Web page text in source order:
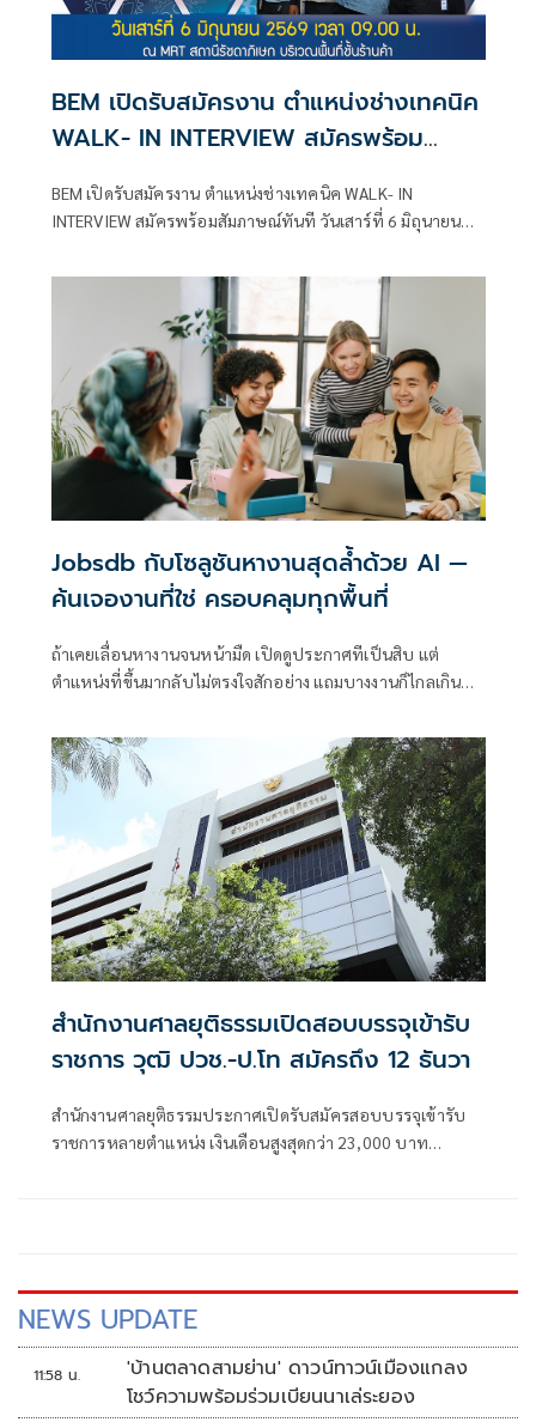
BEM เปิดรับสมัครงาน ตำแหน่งช่างเทคนิค
WALK- IN INTERVIEW สมัครพร้อม
BEM เปิดรับสมัครงาน ตำแหน่งช่างเทคนิค WALK- IN
INTERVIEW สมัครพร้อมสัมภาษณ์ทันที วันเสาร์ที่ 6 มิถุนายน
ร้านค้า
Jobsdb กับโซลูชันหางานสุดล้ำด้วย AI —
ค้นเจองานที่ใช่ ครอบคลุมทุกพื้นที่
ถ้าเคยเลื่อนหางานจนหน้ามืด เปิดดูประกาศทีเป็นสิบ แต่
ตำแหน่งที่ขึ้นมากลับไม่ตรงใจสักอย่าง แถมบางงานก็ไกลเกิน
สำนักงานศาลยุติธรรมเปิดสอบบรรจุเข้ารับ
ราชการ วุฒิ ปวช.-ป.โท สมัครถึง 12 ธันวา
สำนักงานศาลยุติธรรมประกาศเปิดรับสมัครสอบบรรจุเข้ารับ
ราชการหลายตำแหน่ง เงินเดือนสูงสุดกว่า 23,000 บาท
NEWS UPDATE
11:58 น.
'บ้านตลาดสามย่าน' ดาวน์ทาวน์เมืองแกลง
โชว์ความพร้อมร่วมเบียนนาเล่ระยอง